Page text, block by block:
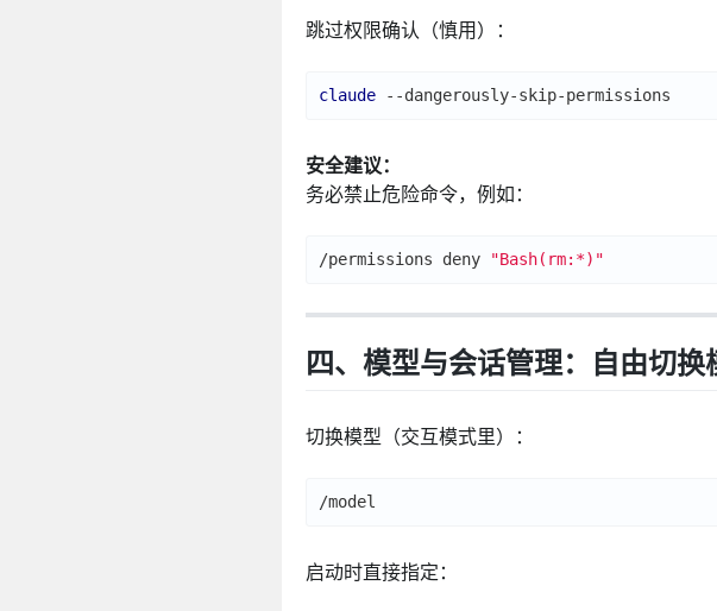
跳过权限确认（慎用）：
claude
安全建议：
务必禁止危险命令，例如：
/permissions deny "Bash(rm:*)"
四、模型与会话管理：自由切
切换模型（交互模式里）：
启动时直接指定：